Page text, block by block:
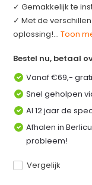
✓ Gemakkelijk te
✓ Met de
oplossing!...Toon
Bestel nu, betaal
Vanaf €69,-
Snel geholpen
Al 12 jaar de
Afhalen in
probleem!
Vergelijk